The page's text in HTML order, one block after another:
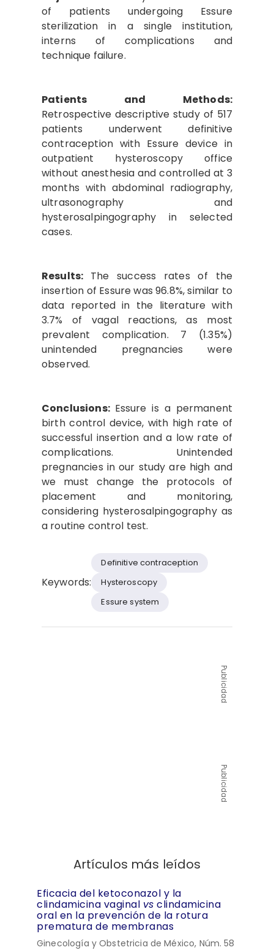
of patients undergoing Essure
sterilization in a single institution,
interns of complications and
technique failure.
Patients and Methods:
Retrospective descriptive study of 517
patients underwent definitive
contraception with Essure device in
outpatient hysteroscopy office
without anesthesia and controlled at 3
months with abdominal radiography,
ultrasonography and
hysterosalpingography in selected
cases.
Results: The success rates of the
insertion of Essure was 96.8%, similar to
data reported in the literature with
3.7% of vagal reactions, as most
prevalent complication. 7 (1.35%)
unintended pregnancies were
observed.
Conclusions: Essure is a permanent
birth control device, with high rate of
successful insertion and a low rate of
complications. Unintended
pregnancies in our study are high and
we must change the protocols of
placement and monitoring,
considering hysterosalpingography as
a routine control test.
Keywords:
Definitive contraception
Hysteroscopy
Essure system
Publicidad
Publicidad
Artículos más leídos
Eficacia del ketoconazol y la
clindamicina vaginal vs clindamicina
oral en la prevención de la rotura
prematura de membranas
Ginecología y Obstetricia de México, Núm. 58